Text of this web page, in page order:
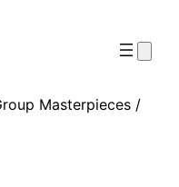
Masterpieces /